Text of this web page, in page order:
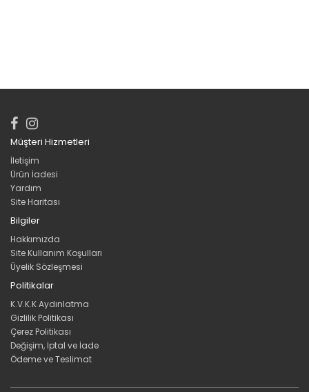
Müşteri Hizmetleri
İletişim
Ürün İadesi
Yardım
Site Haritası
Bilgiler
Hakkımızda
Site Kullanım Koşulları
Üyelik Sözleşmesi
Politikalar
K.V.K.K Aydınlatma
Gizlilik Politikası
Çerez Politikası
Değişim, İptal ve İade
Ödeme ve Teslimat